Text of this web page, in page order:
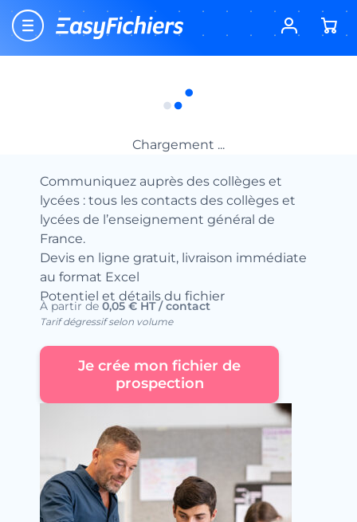
Chargement ...
Accueil
Fichiers d’entreprises
Enseignement Général
Fichier des Collèges et Lycées
Communiquez auprès des collèges et
lycées : tous les contacts des collèges et
lycées de l’enseignement général de
France.
Devis en ligne gratuit, livraison immédiate
au format Excel
Potentiel et détails du fichier
À partir de 0,05 € HT / contact
Tarif dégressif selon volume
Je crée mon fichier de
prospection